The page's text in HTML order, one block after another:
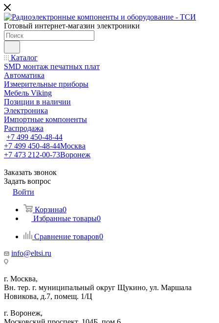
Готовый интернет-магазин электроники
Каталог
SMD монтаж печатных плат
Автоматика
Измерительные приборы
Мебель Viking
Позиции в наличии
Электроника
Импортные компоненты
Распродажа
+7 499 450-48-44
+7 499 450-48-44Москва
+7 473 212-00-73Воронеж
Заказать звонок
Задать вопрос
Войти
Корзина0
Избранные товары0
Сравнение товаров0
info@eltsi.ru
г. Москва,
Вн. тер. г. муниципальный округ Щукино, ул. Маршала
Новикова, д.7, помещ. 1/Ц
г. Воронеж,